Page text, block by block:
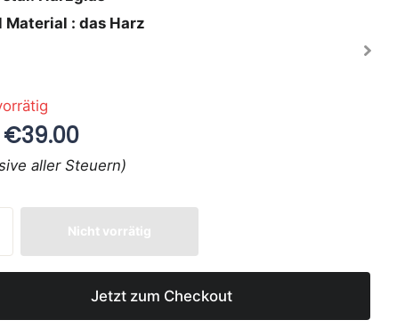
Material : das Harz
aller Steuern)
Nicht vorrätig
Jetzt zum Checkout